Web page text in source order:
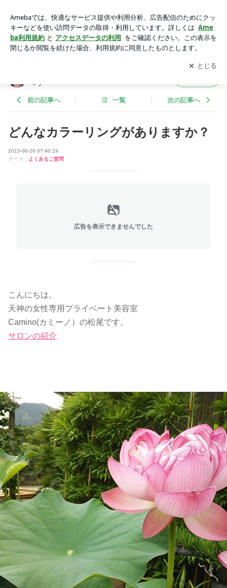
容室Camino(カミーノ)
アプリをダウンロードして ブログの更新通知
を受け取りまし
ょう。
開く
ノ)
前の記事へ 一覧 次の記事へ
どんなカラーリングがありますか？
2015-06-26 07:40:19
テーマ： よくあるご質問
広告を表示できませんでした
こんにちは。
天神の女性専用プライベート美容室
Camino(カミーノ）の松尾です。
サロンの紹介